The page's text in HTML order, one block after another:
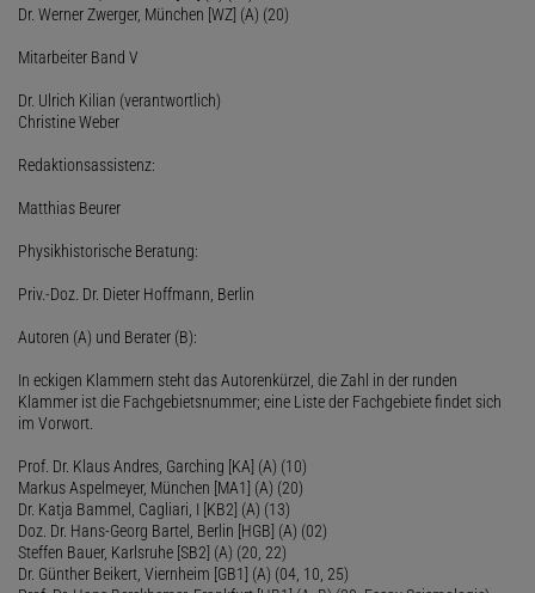
Dr. Werner Zwerger, München [WZ] (A) (20)
Mitarbeiter Band V
Dr. Ulrich Kilian (verantwortlich)
Christine Weber
Redaktionsassistenz:
Matthias Beurer
Physikhistorische Beratung:
Priv.-Doz. Dr. Dieter Hoffmann, Berlin
Autoren (A) und Berater (B):
In eckigen Klammern steht das Autorenkürzel, die Zahl in der runden
Klammer ist die Fachgebietsnummer; eine Liste der Fachgebiete findet sich
im Vorwort.
Prof. Dr. Klaus Andres, Garching [KA] (A) (10)
Markus Aspelmeyer, München [MA1] (A) (20)
Dr. Katja Bammel, Cagliari, I [KB2] (A) (13)
Doz. Dr. Hans-Georg Bartel, Berlin [HGB] (A) (02)
Steffen Bauer, Karlsruhe [SB2] (A) (20, 22)
Dr. Günther Beikert, Viernheim [GB1] (A) (04, 10, 25)